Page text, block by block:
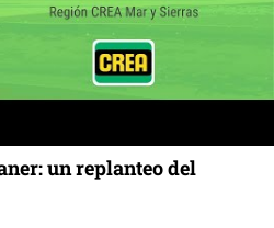
un replanteo del